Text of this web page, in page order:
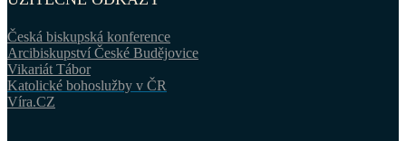
Česká biskupská konference
Arcibiskupství České Budějovice
Vikariát Tábor
Katolické bohoslužby v ČR
Víra.CZ